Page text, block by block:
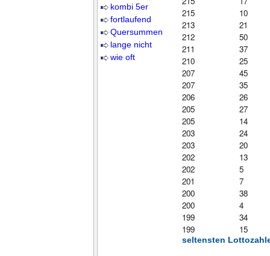
kombi 5er
fortlaufend
Quersummen
lange nicht
wie oft
215
10
213
21
212
50
211
37
210
25
207
45
207
35
206
26
205
27
205
14
203
24
203
20
202
13
202
5
201
7
200
38
200
4
199
34
199
15
seltensten